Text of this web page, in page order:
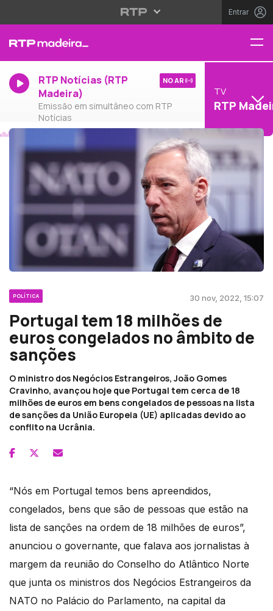
Entrar
RTP Notícias (RTP
Madeira)
Emissão em simultâneo com RTP
Notícias
NO AR
TV
RTP
POLÍTICA 30 nov, 2022, 15:07
Portugal tem 18 milhões de
euros congelados no âmbito de
sanções
O ministro dos Negócios Estrangeiros, João Gomes
Cravinho, avançou hoje que Portugal tem cerca de 18
milhões de euros em bens congelados de pessoas na lista
de sanções da União Europeia (UE) aplicadas devido ao
conflito na Ucrânia.
“Nós em Portugal temos bens apreendidos,
congelados, bens que são de pessoas que estão na
lista de sanções na ordem de 18 milhões de euros”,
anunciou o governante, que falava aos jornalistas à
margem da reunião do Conselho do Atlântico Norte
que junta os ministros dos Negócios Estrangeiros da
NATO no Palácio do Parlamento, na capital da